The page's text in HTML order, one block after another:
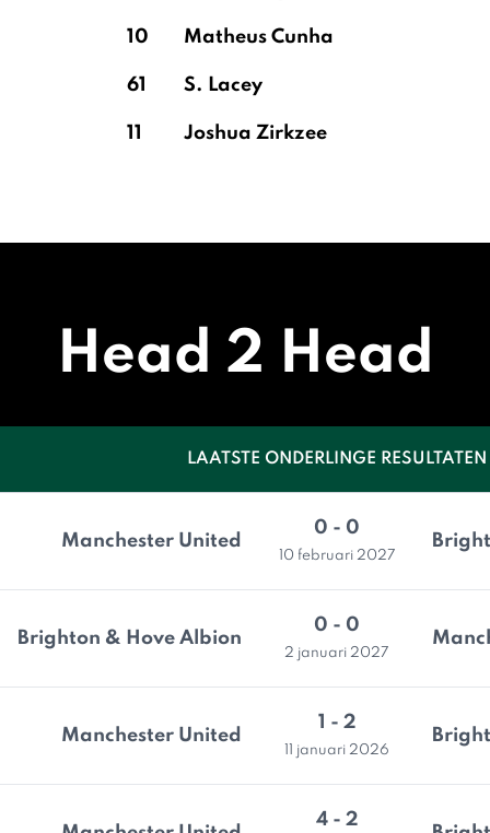
10 Matheus Cunha
61 S. Lacey
11 Joshua Zirkzee
Head 2 Head
LAATSTE ONDERLINGE RESULTATEN
Manchester United
0 - 0
10 februari 2027
Brighton & Hove Albion
0 - 0
2 januari 2027
Manchester United
1 - 2
11 januari 2026
4 - 2